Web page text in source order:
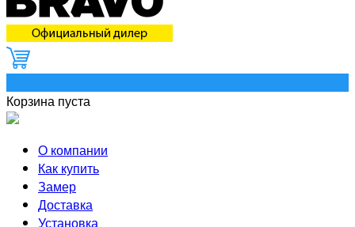
Корзина пуста
О компании
Как купить
Замер
Доставка
Установка